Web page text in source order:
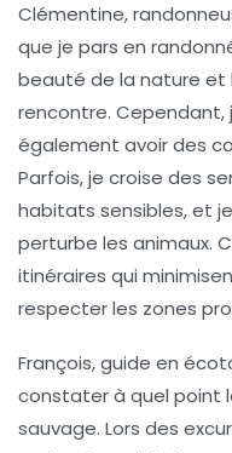
Clémentine,
que je pars en
beauté de la nature et
rencontre. Cependant,
également avoir des
Parfois, je croise des
habitats sensibles, et
perturbe les animaux.
itinéraires qui
respecter les zones
François, guide en
constater à quel point
sauvage. Lors des